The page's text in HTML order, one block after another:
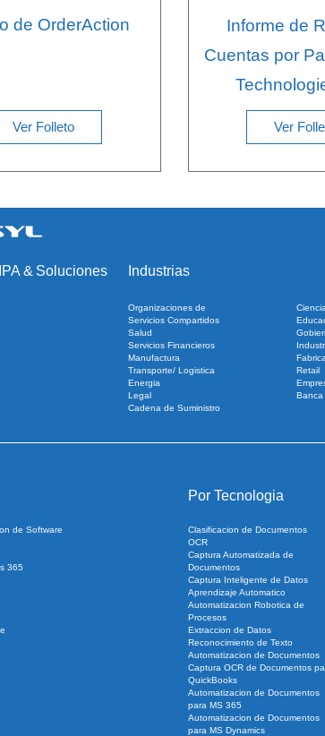
de OrderAction
Ver Folleto
Informe de
Cuentas por
Ver
& Soluciones Industrias
Organizaciones de
Servicios Compartidos
Salud
Servicios Financieros
Manufactura
Transporte/ Logistica
Energia
Legal
Cadena de Suministro
Retail
Banca
de Software
365
Por Tecnologia
Clasificacion de Documentos
OCR
Captura Automatizada de
Documentos
Captura Inteligente de Datos
Aprendizaje Automatico
Automatizacion Robotica de
Procesos
Extraccion de Datos
Reconocimiento de Texto
Automatizacion de Documentos
Captura OCR de Documentos
QuickBooks
Automatizacion de Documentos
para MS 365
Automatizacion de Documentos
para MS Dynamics